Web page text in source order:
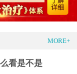
MORE+
看是不是